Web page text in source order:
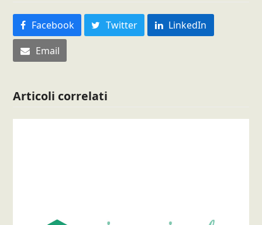
Facebook Twitter
LinkedIn
Email
Articoli correlati